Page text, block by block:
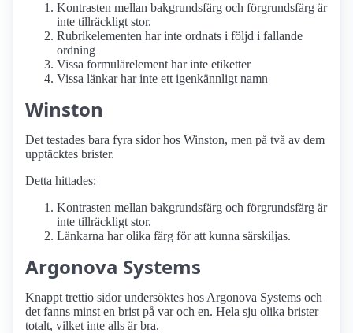
Kontrasten mellan bakgrundsfärg och förgrundsfärg är
inte tillräckligt stor.
Rubrikelementen har inte ordnats i följd i fallande
ordning
Vissa formulärelement har inte etiketter
Vissa länkar har inte ett igenkännligt namn
Winston
Det testades bara fyra sidor hos Winston, men på två av dem
upptäcktes brister.
Detta hittades:
Kontrasten mellan bakgrundsfärg och förgrundsfärg är
inte tillräckligt stor.
Länkarna har olika färg för att kunna särskiljas.
Argonova Systems
Knappt trettio sidor undersöktes hos Argonova Systems och
det fanns minst en brist på var och en. Hela sju olika brister
totalt, vilket inte alls är bra.